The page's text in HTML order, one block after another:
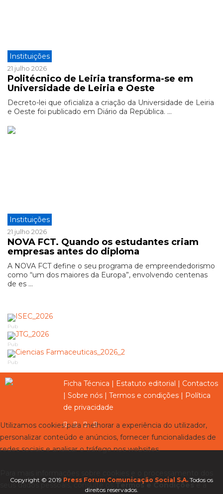
Instituições
21 julho 2026
Politécnico de Leiria transforma-se em
Universidade de Leiria e Oeste
Decreto-lei que oficializa a criação da Universidade de Leiria
e Oeste foi publicado em Diário da República. ...
Instituições
21 julho 2026
NOVA FCT. Quando os estudantes criam
empresas antes do diploma
A NOVA FCT define o seu programa de empreendedorismo
como “um dos maiores da Europa”, envolvendo centenas
de es ...
Pub
Pub
Pub
Ficha Técnica Estatuto editorial
Contactos
Sobre nós Termos e condições
Política
de privacidade
Copyright © 2019 Press Forum Comunicação Social S.A. Todos os
direitos reservados.
Utilizamos cookies para melhorar a experiência do utilizador,
personalizar conteúdo e anúncios, fornecer funcionalidades de
redes sociais e analisar o tráfego nos websites.
seus dados pessoais, consulte osTermos e Condiçõese a